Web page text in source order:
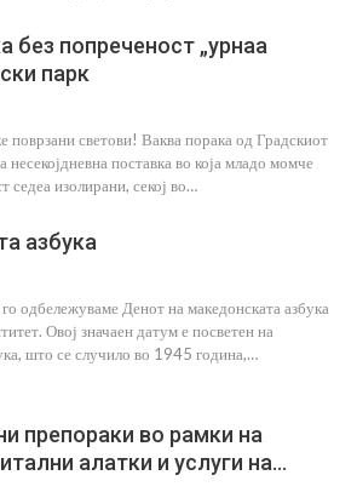
без попреченост „урнаа
парк
поврзани светови! Ваква порака од Градскиот
несекојдневна поставка во која младо момче
седеа изолирани, секој во…
азбука
одбележуваме Денот на македонската азбука
Овој значаен датум е посветен на
што се случило во 1945 година,…
препораки во рамки на
алатки и услуги на…